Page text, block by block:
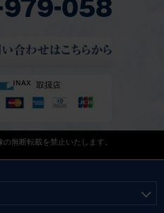
無断転載を禁止いたします。